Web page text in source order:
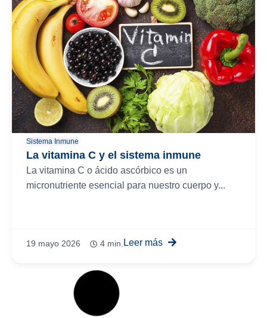
Sistema Inmune
La vitamina C y el sistema inmune
La vitamina C o ácido ascórbico es un
micronutriente esencial para nuestro cuerpo y...
19 mayo 2026 4 min. Leer más